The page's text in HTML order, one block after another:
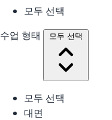
모두 선택
수업 형태
모두 선택
모두 선택
대면